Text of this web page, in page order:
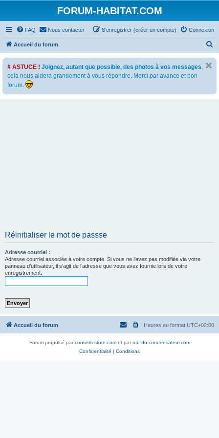
FORUM-HABITAT.COM
FAQ Nous contacter Connexion
S’enregistrer (créer un compte)
Accueil du forum
e
# ASTUCE ! Joignez, autant que possible, des photos à vos messages,
cela nous aidera grandement à vous répondre. Merci par avance et bon
forum.
Réinitialiser le mot de passse
Adresse courriel :
Adresse courriel associée à votre compte. Si vous ne l’avez pas modifiée via votre
panneau d’utilisateur, il s’agit de l’adresse que vous avez fournie lors de votre
enregistrement.
Accueil du forum Heures au format UTC+02:00
Forum propulsé parconseils-store.comet parrue-du-condensateur.com
Confidentialité | Conditions